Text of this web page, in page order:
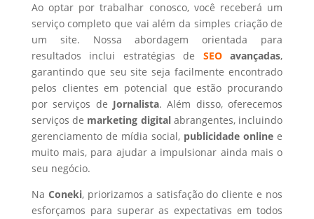
Ao optar por trabalhar conosco, você receberá um
serviço completo que vai além da simples criação de
um site. Nossa abordagem orientada para
resultados inclui estratégias de SEOavançadas,
garantindo que seu site seja facilmente encontrado
pelos clientes em potencial que estão procurando
por serviços de Jornalista. Além disso, oferecemos
serviços de marketing digital abrangentes, incluindo
gerenciamento de mídia social, publicidade online e
muito mais, para ajudar a impulsionar ainda mais o
seu negócio.
Na Coneki, priorizamos a satisfação do cliente e nos
esforçamos para superar as expectativas em todos